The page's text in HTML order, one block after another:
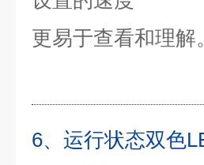
更易于查看和理解。
6、运行状态双色